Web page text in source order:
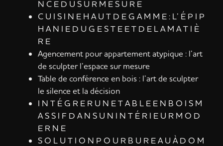
N C E D U S U R M E S U R E
C U I S I N E H A U T D E G A M M E : L’ É P I P
H A N I E D U G E S T E E T D E L A M A T I È
R E
Agencement pour appartement atypique : l’art
de sculpter l’espace sur mesure
Table de conférence en bois : l’art de sculpter
le silence et la décision
I N T É G R E R U N E T A B L E E N B O I S M
A S S I F D A N S U N I N T É R I E U R M O D
E R N E
S O L U T I O N P O U R B U R E A U À D O M